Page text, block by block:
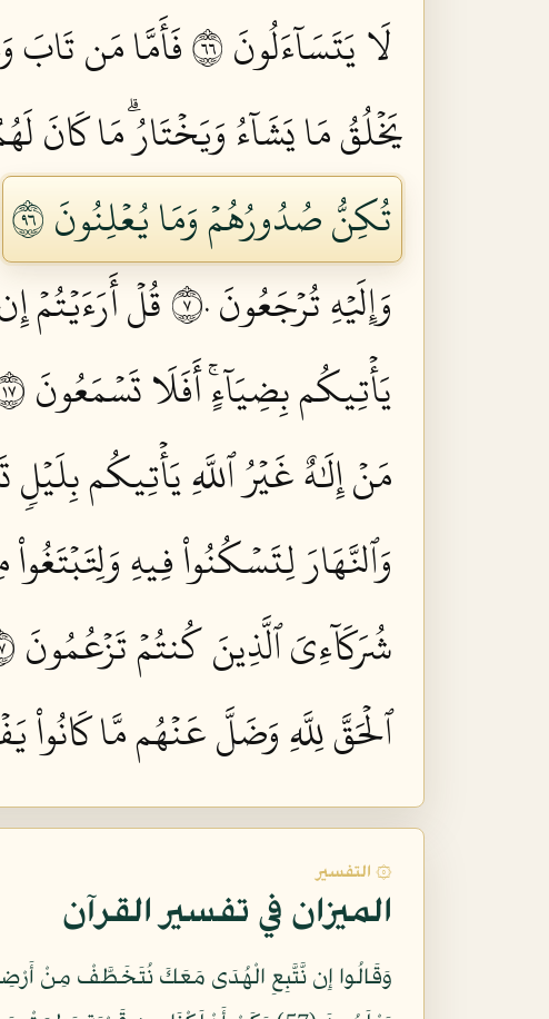
لَا يَتَسَآءَلُونَ ٦٦
فَأَمَّا مَن
يَخۡلُقُ مَا يَشَآءُ وَيَخۡتَارُۗ مَا كَانَ
تُكِنُّ صُدُورُهُمۡ وَمَا يُعۡلِنُونَ ٦٩
وَإِلَيۡهِ تُرۡجَعُونَ ٧٠
قُلۡ أَرَءَيۡتُمۡ
يَأۡتِيكُم بِضِيَآءٍۚ أَفَلَا تَسۡمَعُونَ ٧١
مَنۡ إِلَٰهٌ غَيۡرُ ٱللَّهِ يَأۡتِيكُم بِلَيۡلٖ
وَٱلنَّهَارَ لِتَسۡكُنُواْ فِيهِ
شُرَكَآءِيَ ٱلَّذِينَ كُنتُمۡ تَزۡعُمُونَ ٧٤
ٱلۡحَقَّ لِلَّهِ وَضَلَّ عَنۡهُم مَّا كَانُواْ
۞ التفسير
الميزان في تفسير القرآن
وَقَالُوا إِن نَّتَّبِعِ الْهُدَى مَعَكَ نُتَخَطَّفْ مِنْ